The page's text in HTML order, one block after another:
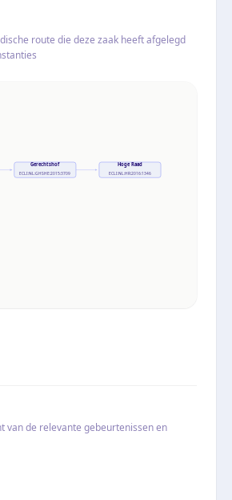
route die deze zaak heeft afgelegd
Gerechtshof
ECLI:NL:GHSHE:2015:3709
Hoge Raad
ECLI:NL:HR:2016:1346
van de relevante gebeurtenissen en